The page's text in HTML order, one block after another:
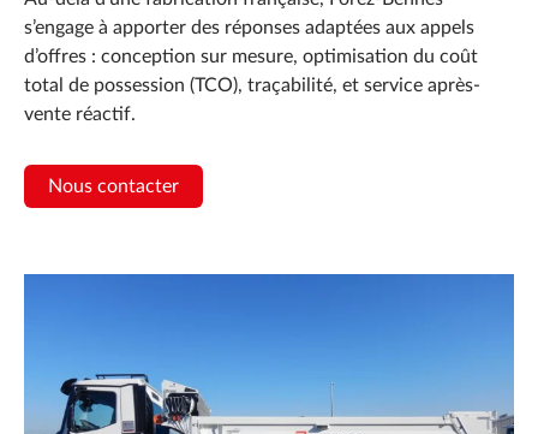
s’engage à apporter des réponses adaptées aux appels
d’offres : conception sur mesure, optimisation du coût
total de possession (TCO), traçabilité, et service après-
vente réactif.
Nous contacter